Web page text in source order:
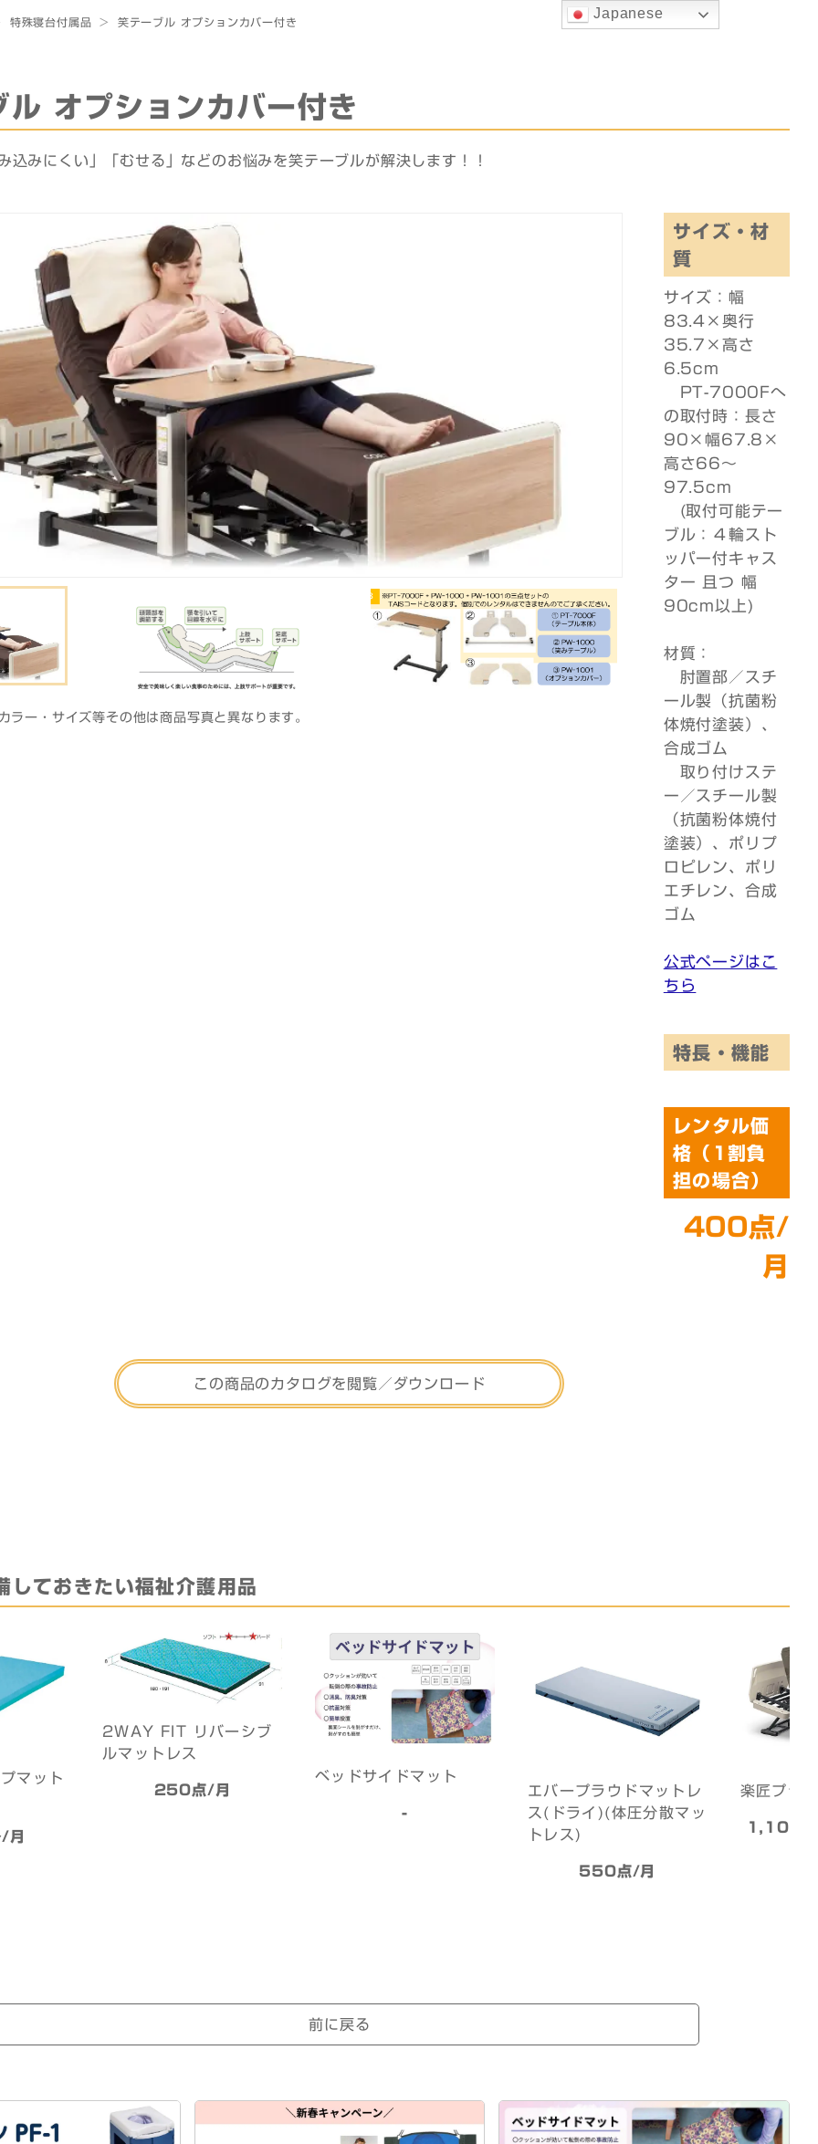
特殊寝台付属品 > 笑テーブル オプションカバー付き
ル オプションカバー付き
込みにくい」「むせる」などのお悩みを笑テーブルが解決します！！
ラー・サイズ等その他は商品写真と異なります。
サイズ・材
質
サイズ：幅
83.4×奥行
35.7×高さ
6.5cm
PT-7000Fへ
の取付時：長さ
90×幅67.8×
高さ66～
97.5cm
(取付可能テー
ブル：４輪スト
ッパー付キャス
ター 且つ 幅
90cm以上)
材質：
肘置部／スチ
ール製（抗菌粉
体焼付塗装）、
合成ゴム
取り付けステ
ー／スチール製
（抗菌粉体焼付
塗装）、ポリプ
ロピレン、ポリ
エチレン、合成
ゴム
公式ページはこ
ちら
特長・機能
レンタル価
格（1割負
担の場合）
400点/
月
この商品のカタログを 閲覧／ダウンロード
しておきたい福祉介護用品
マット
月
2WAY FIT リバーシブ
ルマットレス
250点/月
ベッドサイドマット
-
エバープラウドマットレ
ス(ドライ)(体圧分散マッ
トレス)
550点/月
楽匠プラ
1,100
前に戻る
Japanese